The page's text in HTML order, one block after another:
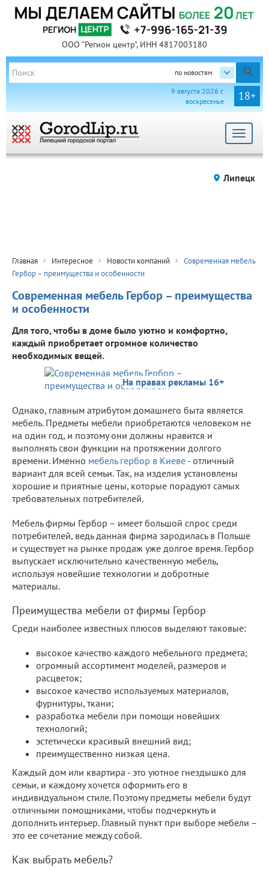
ООО "Регион центр", ИНН 4817003180
по новостям
18+
9 августа 2026 г.
воскресенье
Toggle
Липецк
Главная Интересное Новости компаний
Современная мебель
Гербор – преимущества и особенности
Современная мебель Гербор – преимущества
и особенности
Для того, чтобы в доме было уютно и комфортно,
каждый приобретает огромное количество
необходимых вещей.
На правах рекламы 16+
Однако, главным атрибутом домашнего быта является
мебель. Предметы мебели приобретаются человеком не
на один год, и поэтому они должны нравится и
выполнять свои функции на протяжении долгого
времени. Именно мебель гербор в Киеве - отличный
вариант для всей семьи. Так, на изделия установлены
хорошие и приятные цены, которые порадуют самых
требовательных потребителей.
Мебель фирмы Гербор – имеет большой спрос среди
потребителей, ведь данная фирма зародилась в Польше
и существует на рынке продаж уже долгое время. Гербор
выпускает исключительно качественную мебель,
используя новейшие технологии и добротные
материалы.
Преимущества мебели от фирмы Гербор
Среди наиболее известных плюсов выделяют таковые:
высокое качество каждого мебельного предмета;
огромный ассортимент моделей, размеров и
расцветок;
высокое качество используемых материалов,
фурнитуры, ткани;
разработка мебели при помощи новейших
технологий;
эстетически красивый внешний вид;
преимущественно низкая цена.
Каждый дом или квартира - это уютное гнездышко для
семьи, и каждому хочется оформить его в
индивидуальном стиле. Поэтому предметы мебели будут
отличными помощниками, чтобы подчеркнуть и
дополнить интерьер. Главный пункт при выборе мебели –
это ее сочетание между собой.
Как выбрать мебель?